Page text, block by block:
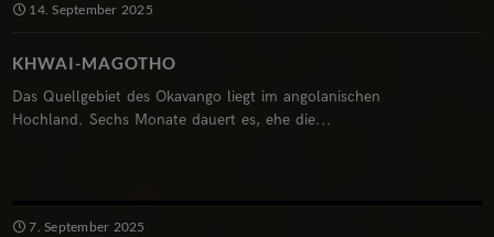
14. September 2025
KHWAI-MAGOTHO
Das Quellgebiet des Okavango liegt im angolanischen
Hochland. Sechs Monate dauert es, ehe die...
7. September 2025